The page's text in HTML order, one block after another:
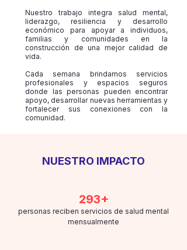
Nuestro trabajo integra salud mental,
liderazgo, resiliencia y desarrollo
económico para apoyar a individuos,
familias y comunidades en la
construcción de una mejor calidad de
vida.
Cada semana brindamos servicios
profesionales y espacios seguros
donde las personas pueden encontrar
apoyo, desarrollar nuevas herramientas y
fortalecer sus conexiones con la
comunidad.
NUESTRO IMPACTO
293+
personas reciben servicios de salud mental
mensualmente